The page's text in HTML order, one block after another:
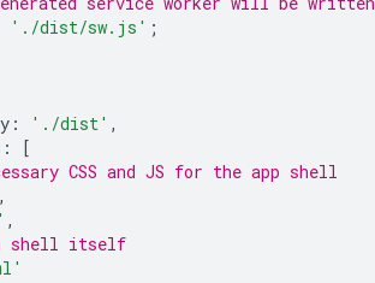
'./dist/sw.js' ;
: './dist' ,
:
[
CSS and JS for the app shell
,
,
shell itself